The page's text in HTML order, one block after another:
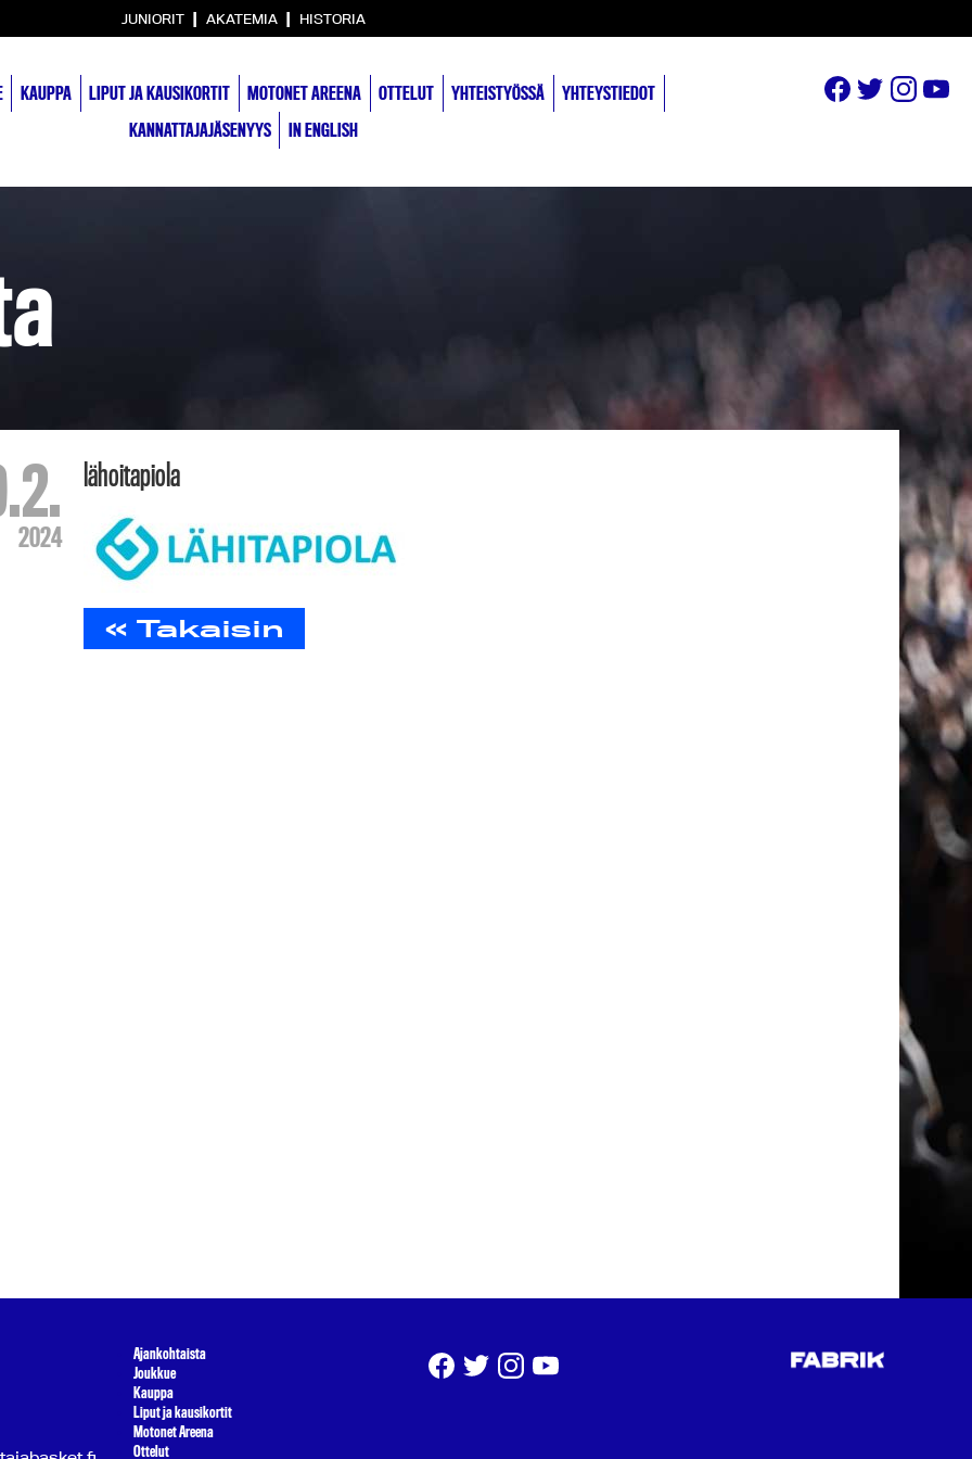
JUNIORIT | AKATEMIA | HISTORIA
KAUPPA LIPUT JA KAUSIKORTIT MOTONET AREENA OTTELUT YHTEISTYÖSSÄ
YHTEYSTIEDOT
KANNATTAJAJÄSENYYS
IN ENGLISH
2024
lähoitapiola
« Takaisin
Ajankohtaista
Joukkue
Kauppa
Liput ja kausikortit
Motonet Areena
Ottelut